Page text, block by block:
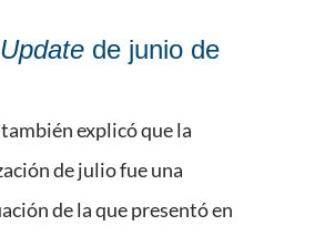
de junio de
explicó que la
de julio fue una
de la que presentó en